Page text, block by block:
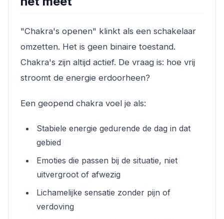
"Chakra's openen" klinkt als een schakelaar
omzetten. Het is geen binaire toestand.
Chakra's zijn altijd actief. De vraag is: hoe vrij
stroomt de energie erdoorheen?
Een geopend chakra voel je als:
Stabiele energie gedurende de dag in dat
gebied
Emoties die passen bij de situatie, niet
uitvergroot of afwezig
Lichamelijke sensatie zonder pijn of
verdoving